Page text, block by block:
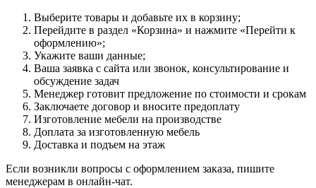
Выберите товары и добавьте их в корзину;
Перейдите в раздел «Корзина» и нажмите «Перейти к
оформлению»;
Укажите ваши данные;
Ваша заявка с сайта или звонок, консультирование и
обсуждение задач
Менеджер готовит предложение по стоимости и срокам
Заключаете договор и вносите предоплату
Изготовление мебели на производстве
Доплата за изготовленную мебель
Доставка и подъем на этаж
Если возникли вопросы с оформлением заказа, пишите
менеджерам в онлайн-чат.